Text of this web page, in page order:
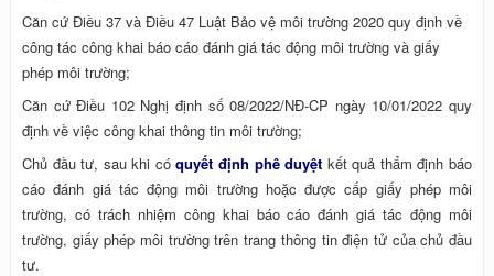
Căn cứ Điều 37 và Điều 47 Luật Bảo vệ môi trường 2020 quy định về
công tác công khai báo cáo đánh giá tác động môi trường và giấy
phép môi trường;
Căn cứ Điều 102 Nghị định số 08/2022/NĐ-CP ngày 10/01/2022 quy
định về việc công khai thông tin môi trường;
Chủ đầu tư, sau khi cóquyết định phê duyệt kết quả thẩm định báo
cáo đánh giá tác động môi trường hoặc được cấp giấy phép môi
trường, có trách nhiệm công khai báo cáo đánh giá tác động môi
trường, giấy phép môi trường trên trang thông tin điện tử của chủ đầu
tư.